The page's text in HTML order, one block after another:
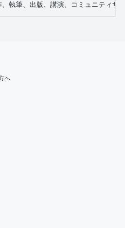
、執筆、出版、講演、コミュニティサ
へ